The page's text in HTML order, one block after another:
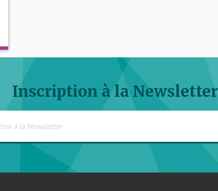
Inscription à la Newsletter